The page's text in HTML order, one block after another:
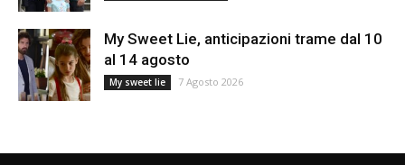
My Sweet Lie, anticipazioni trame dal 10
al 14 agosto
My sweet lie 7 Agosto 2026